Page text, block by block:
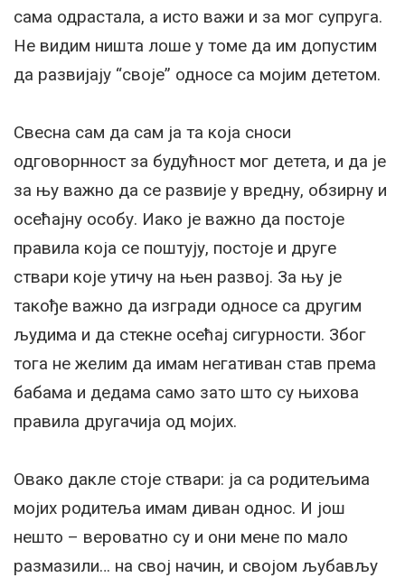
сама одрастала, а исто важи и за мог супруга.
Не видим ништа лоше у томе да им допустим
да развијају “своје” односе са мојим дететом.
Свесна сам да сам ја та која сноси
одговорнност за будућност мог детета, и да је
за њу важно да се развије у вредну, обзирну и
осећајну особу. Иако је важно да постоје
правила која се поштују, постоје и друге
ствари које утичу на њен развој. За њу је
такође важно да изгради односе са другим
људима и да стекне осећај сигурности. Због
тога не желим да имам негативан став према
бабама и дедама само зато што су њихова
правила другачија од мојих.
Овако дакле стоје ствари: ја са родитељима
мојих родитеља имам диван однос. И још
нешто – вероватно су и они мене по мало
размазили… на свој начин, и својом љубављу